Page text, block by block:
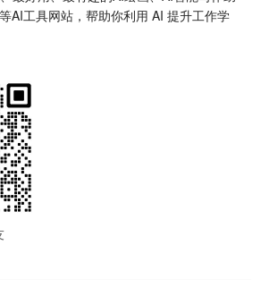
AI工具网站，帮助你利用 AI 提升工作学